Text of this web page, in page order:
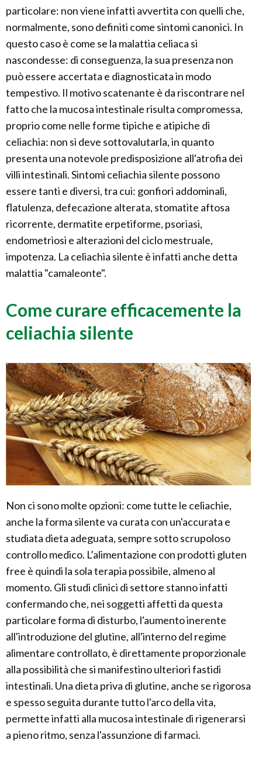
particolare: non viene infatti avvertita con quelli che,
normalmente, sono definiti come sintomi canonici. In
questo caso è come se la malattia celiaca si
nascondesse: di conseguenza, la sua presenza non
può essere accertata e diagnosticata in modo
tempestivo. Il motivo scatenante è da riscontrare nel
fatto che la mucosa intestinale risulta compromessa,
proprio come nelle forme tipiche e atipiche di
celiachia: non si deve sottovalutarla, in quanto
presenta una notevole predisposizione all'atrofia dei
villi intestinali. Sintomi celiachia silente possono
essere tanti e diversi, tra cui: gonfiori addominali,
flatulenza, defecazione alterata, stomatite aftosa
ricorrente, dermatite erpetiforme, psoriasi,
endometriosi e alterazioni del ciclo mestruale,
impotenza. La celiachia silente è infatti anche detta
malattia "camaleonte".
Come curare efficacemente la
celiachia silente
Non ci sono molte opzioni: come tutte le celiachie,
anche la forma silente va curata con un'accurata e
studiata dieta adeguata, sempre sotto scrupoloso
controllo medico. L’alimentazione con prodotti gluten
free è quindi la sola terapia possibile, almeno al
momento. Gli studi clinici di settore stanno infatti
confermando che, nei soggetti affetti da questa
particolare forma di disturbo, l'aumento inerente
all'introduzione del glutine, all'interno del regime
alimentare controllato, è direttamente proporzionale
alla possibilità che si manifestino ulteriori fastidi
intestinali. Una dieta priva di glutine, anche se rigorosa
e spesso seguita durante tutto l'arco della vita,
permette infatti alla mucosa intestinale di rigenerarsi
a pieno ritmo, senza l'assunzione di farmaci.